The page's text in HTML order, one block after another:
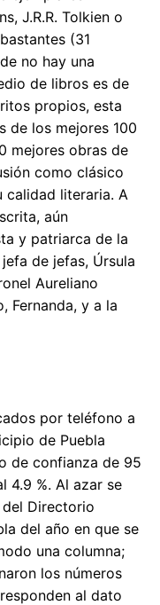
J.R.R. Tolkien o
(31
no hay una
de libros es de
propios, esta
de los mejores 100
mejores obras de
como clásico
calidad literaria. A
aún
y patriarca de la
de jefas, Úrsula
Aureliano
Fernanda, y a la
por teléfono a
de Puebla
de confianza de 95
4.9 %. Al azar se
Directorio
del año en que se
una columna;
los números
al dato